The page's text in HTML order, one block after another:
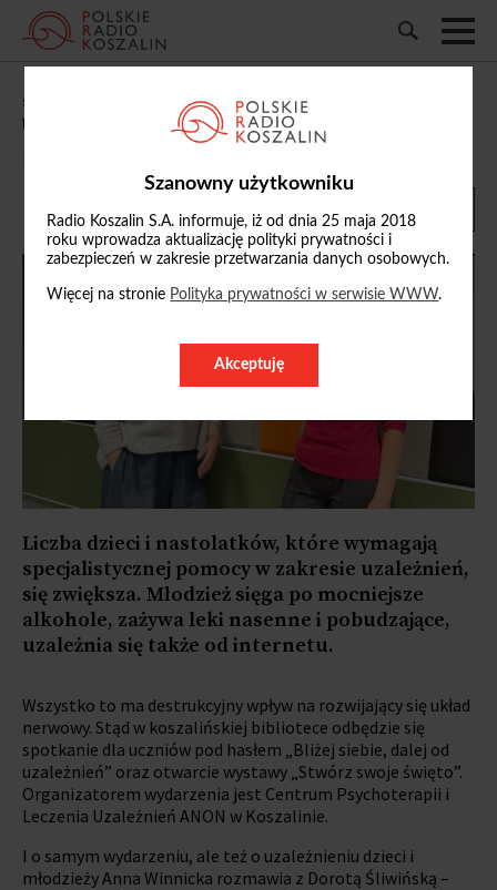
Szanowny użytkowniku
Radio Koszalin S.A. informuje, iż od dnia 25 maja 2018
roku wprowadza aktualizację polityki prywatności i
zabezpieczeń w zakresie przetwarzania danych osobowych.
Więcej na stronie Polityka prywatności w serwisie WWW.
Akceptuję
„Wieczorne spotkania”: rozmawialiśmy o
uzależnieniach wśród młodych osób
Liczba dzieci i nastolatków, które wymagają
specjalistycznej pomocy w zakresie uzależnień,
się zwiększa. Młodzież sięga po mocniejsze
alkohole, zażywa leki nasenne i pobudzające,
uzależnia się także od internetu.
Wszystko to ma destrukcyjny wpływ na rozwijający się układ
nerwowy. Stąd w koszalińskiej bibliotece odbędzie się
spotkanie dla uczniów pod hasłem „Bliżej siebie, dalej od
uzależnień” oraz otwarcie wystawy „Stwórz swoje święto”.
Organizatorem wydarzenia jest Centrum Psychoterapii i
Leczenia Uzależnień ANON w Koszalinie.
I o samym wydarzeniu, ale też o uzależnieniu dzieci i
młodzieży Anna Winnicka rozmawia z Dorotą Śliwińską –